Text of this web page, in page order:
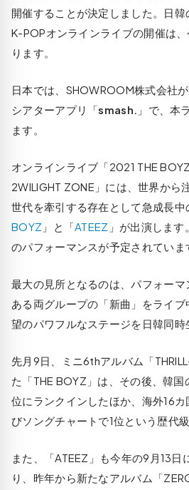
開催することが決定しました。日
K-POPオンラインライブの開催は
ります。
日本では、SHOWROOM株式会社
シアターアプリ「smash. 」で、本
ます。
オンラインライブ「2021 THE
2WILIGHT ZONE」には、世界から
世代を牽引する存在として急成長中
BOYZ 」と「ATEEZ 」が出演しま
のパフォーマンスが予定されていま
最大の見所となるのは、パフォー
ある両グループの「新曲」をライ
望のパワフルなステージを日韓同時
先月9日、ミニ6thアルバム「
た「THE BOYZ」は、その後、韓
位にランクインしたほか、海外16
びソングチャートで1位という歴代
また、「ATEEZ」も今年の9月13日
り、昨年から新たなアルバム「